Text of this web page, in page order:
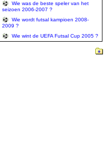
Wie was de beste speler van het
seizoen 2006-2007 ?
Wie wordt futsal kampioen 2008-
2009 ?
Wie wint de UEFA Futsal Cup 2005 ?